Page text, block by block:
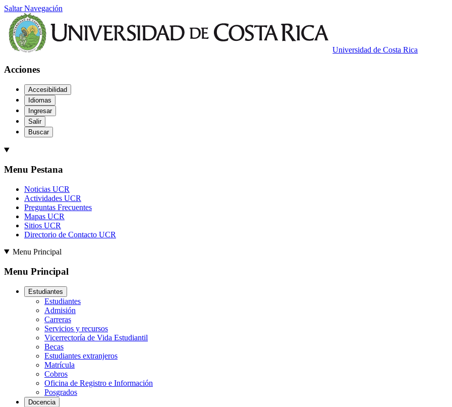
Saltar Navegación
Universidad de Costa Rica
Acciones
Accesibilidad
Idiomas
Ingresar
Salir
Buscar
Menu Pestana
Noticias UCR
Actividades UCR
Preguntas Frecuentes
Mapas UCR
Sitios UCR
Directorio de Contacto UCR
Menu Principal
Menu Principal
Estudiantes
Estudiantes
Admisión
Carreras
Servicios y recursos
Vicerrectoría de Vida Estudiantil
Becas
Estudiantes extranjeros
Matrícula
Cobros
Oficina de Registro e Información
Posgrados
Docencia